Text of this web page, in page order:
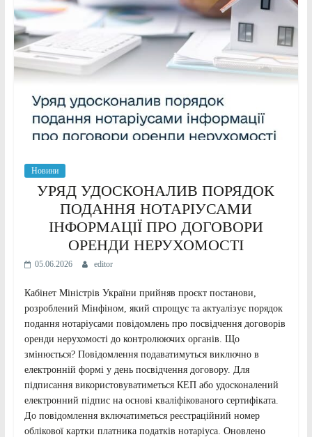
Новини
УРЯД УДОСКОНАЛИВ ПОРЯДОК
ПОДАННЯ НОТАРІУСАМИ
ІНФОРМАЦІЇ ПРО ДОГОВОРИ
ОРЕНДИ НЕРУХОМОСТІ
05.06.2026 editor
Кабінет Міністрів України прийняв проєкт постанови,
розроблений Мінфіном, який спрощує та актуалізує порядок
подання нотаріусами повідомлень про посвідчення договорів
оренди нерухомості до контролюючих органів. Що
змінюється? Повідомлення подаватимуться виключно в
електронній формі у день посвідчення договору. Для
підписання використовуватиметься КЕП або удосконалений
електронний підпис на основі кваліфікованого сертифіката.
До повідомлення включатиметься реєстраційний номер
облікової картки платника податків нотаріуса. Оновлено